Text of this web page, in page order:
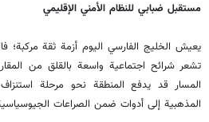
مستقبل ضبابي للنظام الأمني الإقليمي
يعيش الخليج الفارسي اليوم أزمة ثقة مركبة؛
تشعر شرائح اجتماعية واسعة بالقلق من
المسار قد يدفع المنطقة نحو مرحلة
المذهبية إلى أدوات ضمن الصراعات